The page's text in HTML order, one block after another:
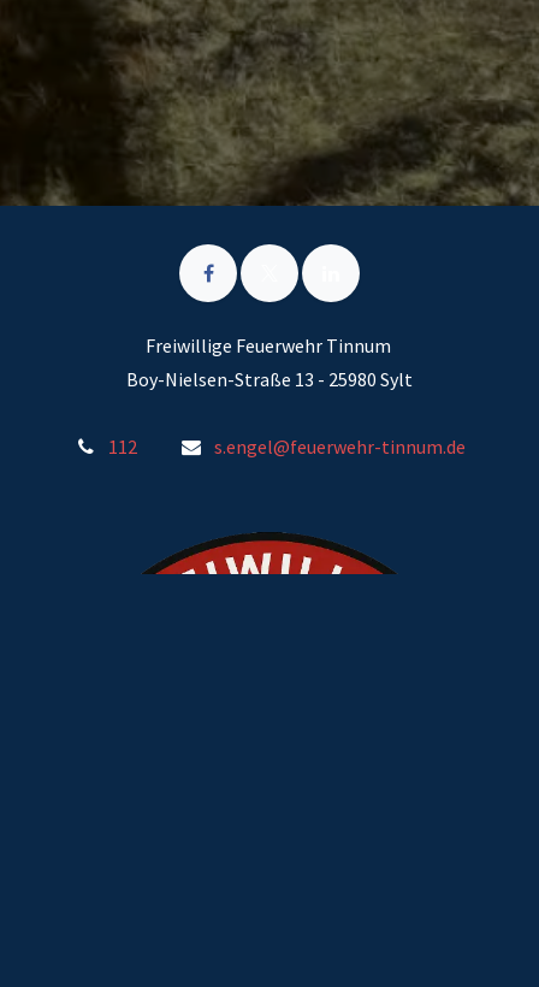
Freiwillige Feuerwehr Tinnum
Boy-Nielsen-Straße 13 - 25980 Sylt
112 s.engel@feuerwehr-tinnum.de